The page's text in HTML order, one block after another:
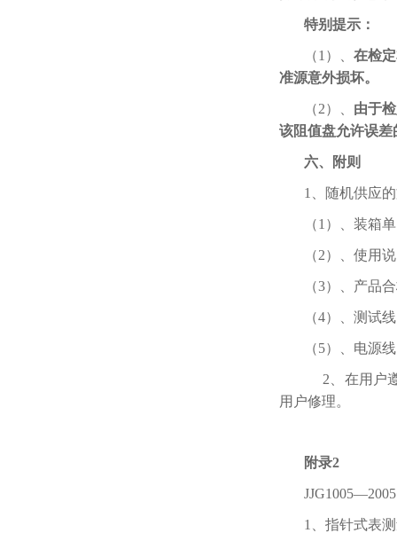
特别提示：
（1）、在检
准源意外损坏。
（2）、 由于
该阻值盘允许误
六、附则
1、随机供应
（1）、装
（2）、使用
（3）、产品
（4）、测
（5）、电
2、在用户遵
用户修理。
附录2
1、指针式表